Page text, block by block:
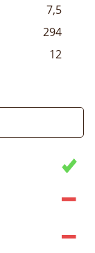
7,5
294
12